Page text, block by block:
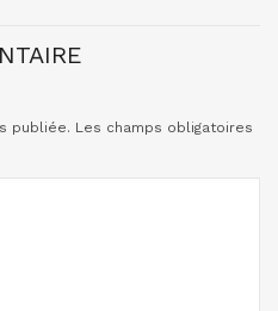
publiée. Les champs obligatoires